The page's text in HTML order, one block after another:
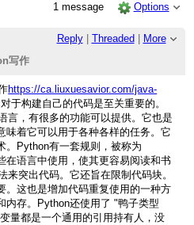
1 message
Options
Reply| Threaded
More
写作
https://ca.liuxuesavior.com/java-
对于构建自己的代码是至关重要的。
言，有很多的功能可以提供。它也是
味着它可以用于各种各样的任务。它
。Python有一套规则，被称为
在语言中使用，使其更容易阅读和书
来突出代码。它还旨在限制代码块。
。这也是增加代码重复使用的一种方
内存。Python还使用了 "鸭子类型
量都是一个通用的引用持有人，没